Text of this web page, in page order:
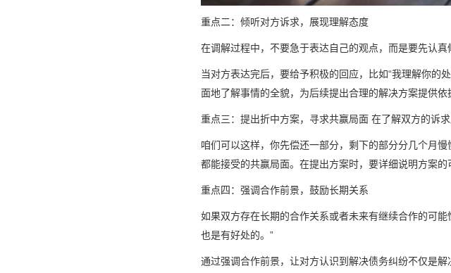
重点二：倾听对方诉求，展现理解态度
在调解过程中，不要急于表达自己的观点，而是要先认
当对方表达完后，要给予积极的回应，比如“我理解你的
面地了解事情的全貌，为后续提出合理的解决方案提供依
重点三：提出折中方案，寻求共赢局面 在了解双方的诉
咱们可以这样，你先偿还一部分，剩下的部分分几个月
都能接受的共赢局面。在提出方案时，要详细说明方案的
重点四：强调合作前景，鼓励长期关系
如果双方存在长期的合作关系或者未来有继续合作的可
也是有好处的。”
通过强调合作前景，让对方认识到解决债务纠纷不仅是